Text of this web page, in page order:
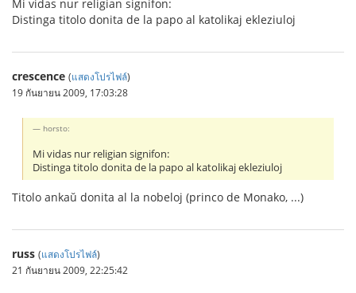
Mi vidas nur religian signifon:
Distinga titolo donita de la papo al katolikaj ekleziuloj
crescence (แสดงโปรไฟล์)
19 กันยายน 2009, 17:03:28
horsto:
Mi vidas nur religian signifon:
Distinga titolo donita de la papo al katolikaj ekleziuloj
Titolo ankaŭ donita al la nobeloj (princo de Monako, ...)
russ (แสดงโปรไฟล์)
21 กันยายน 2009, 22:25:42